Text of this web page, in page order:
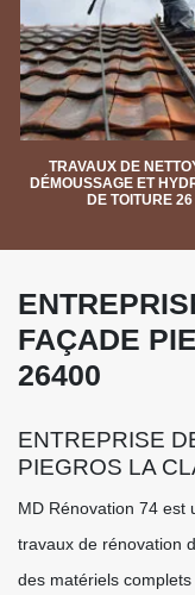
TRAVAUX DE
DÉMOUSSAGE ET
DE TOITURE 26
FAÇADE
26400
ENTREPRISE
PIEGROS LA
MD Rénovation 74 est
travaux de rénovation
des matériels